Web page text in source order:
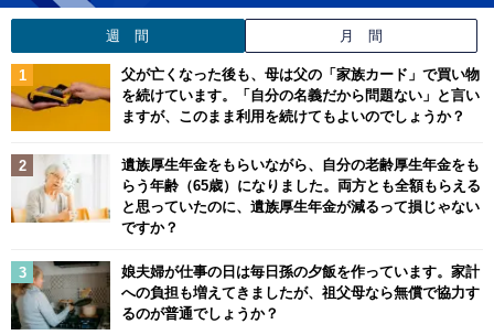
週 間 月 間
父が亡くなった後も、母は父の「家族カード」で買い物
を続けています。「自分の名義だから問題ない」と言い
ますが、このまま利用を続けてもよいのでしょうか？
遺族厚生年金をもらいながら、自分の老齢厚生年金をも
らう年齢（65歳）になりました。両方とも全額もらえる
と思っていたのに、遺族厚生年金が減るって損じゃない
ですか？
娘夫婦が仕事の日は毎日孫の夕飯を作っています。家計
への負担も増えてきましたが、祖父母なら無償で協力す
るのが普通でしょうか？